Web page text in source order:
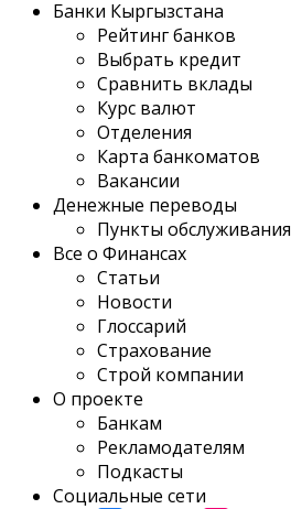
Банки Кыргызстана
Рейтинг банков
Выбрать кредит
Сравнить вклады
Курс валют
Отделения
Карта банкоматов
Вакансии
Денежные переводы
Пункты обслуживания
Все о Финансах
Статьи
Новости
Глоссарий
Страхование
Строй компании
О проекте
Банкам
Рекламодателям
Подкасты
Социальные сети